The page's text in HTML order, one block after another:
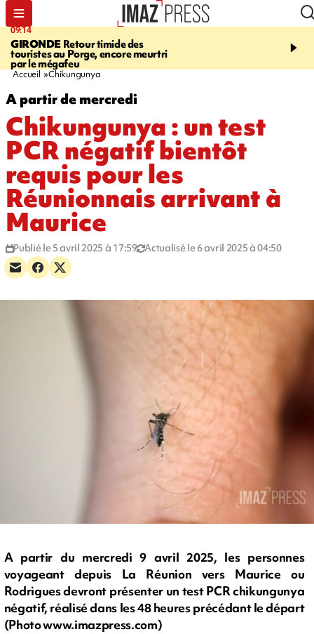
09:14
GIRONDE Retour timide des
touristes au Porge, encore meurtri
par le mégafeu
13:09
Des
font cinq morts en
Accueil Chikungunya
A partir de mercredi
Chikungunya : un test
PCR négatif bientôt
requis pour les
Réunionnais arrivant à
Maurice
Publié le 5 avril 2025 à 17:59 Actualisé le 6 avril 2025 à 04:50
A partir du mercredi 9 avril 2025, les personnes
voyageant depuis La Réunion vers Maurice ou
Rodrigues devront présenter un test PCR chikungunya
négatif, réalisé dans les 48 heures précédant le départ
(Photo www.imazpress.com)